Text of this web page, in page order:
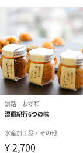
商品詳細情報
セット内容
の
か
紅
パッケージ外
装
直
※
パッケージ外
装サイズ